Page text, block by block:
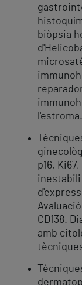
biòpsia
l'estroma.
p16,
CD138.
amb